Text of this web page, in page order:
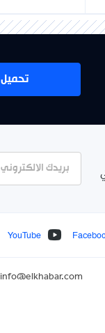
تحميل
YouTube
info@elkhabar.com